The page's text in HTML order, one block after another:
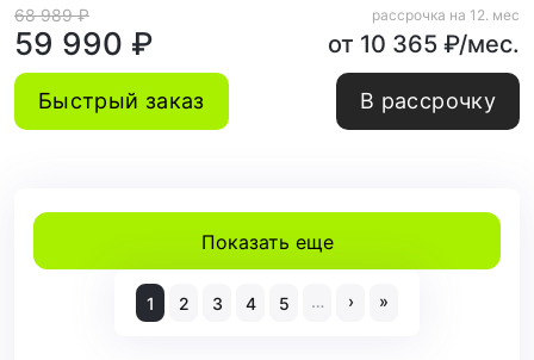
68 989 ₽
59 990 ₽
рассрочка на 12. мес
от 10 365 ₽/мес.
Быстрый заказ В рассрочку
Показать еще
1 2 3 4 5 … › »